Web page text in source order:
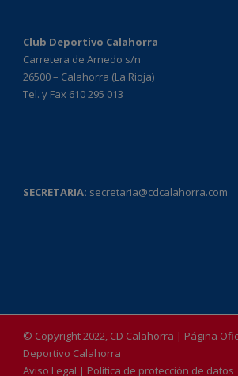
Club Deportivo Calahorra
Carretera de Arnedo s/n
26500 – Calahorra (La Rioja)
Tel. y Fax 610 295 013
SECRETARIA: secretaria@cdcalahorra.com
© Copyright 2022, CD Calahorra | Página
Deportivo Calahorra
Aviso Legal | Política de protección de datos